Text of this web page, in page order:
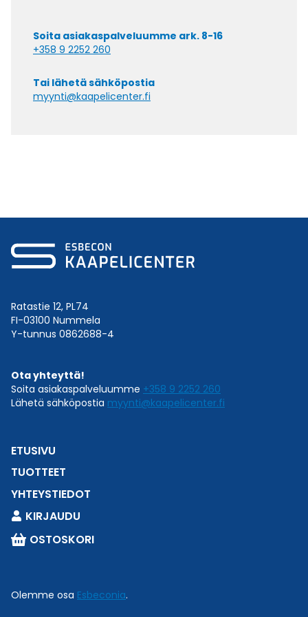
Soita asiakaspalveluumme ark. 8-16
+358 9 2252 260
Tai lähetä sähköpostia
myynti@kaapelicenter.fi
Ratastie 12, PL74
FI-03100 Nummela
Y-tunnus 0862688-4
Ota yhteyttä!
Soita asiakaspalveluumme +358 9 2252 260
Lähetä sähköpostia myynti@kaapelicenter.fi
ETUSIVU
TUOTTEET
YHTEYSTIEDOT
KIRJAUDU
OSTOSKORI
Olemme osa Esbeconia.